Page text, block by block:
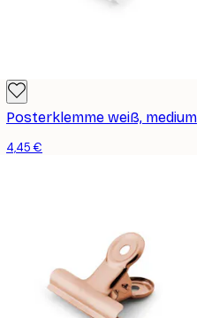
Posterklemme weiß, medium
4,45 €